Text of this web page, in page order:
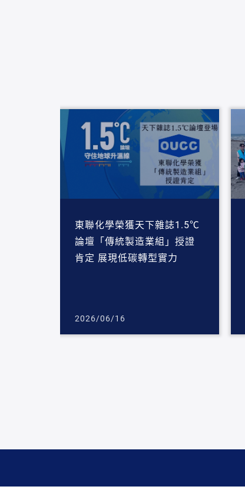
東聯化學榮獲天下雜誌1.5℃
論壇「傳統製造業組」授證
肯定 展現低碳轉型實力
2026/06/16